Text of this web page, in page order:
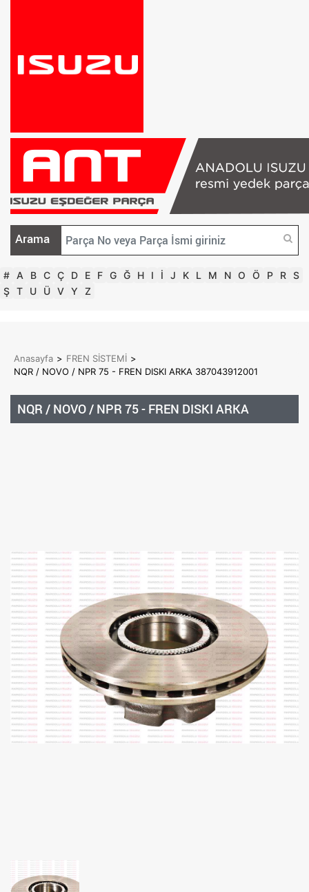
Arama
# A B C Ç D E F G Ğ H I İ J K L M N O Ö P R S
Ş T U Ü V Y Z
Anasayfa > FREN SİSTEMİ >
NQR / NOVO / NPR 75 - FREN DISKI ARKA 387043912001
NQR / NOVO / NPR 75 - FREN DISKI ARKA